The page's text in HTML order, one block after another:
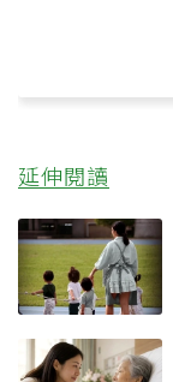
延伸閱讀